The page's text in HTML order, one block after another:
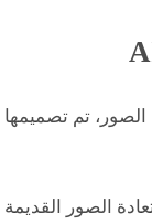
تم
الصور